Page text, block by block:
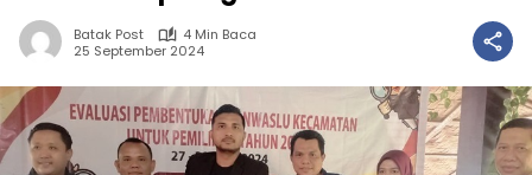
Batak Post
4 Min Baca
25 September 2024